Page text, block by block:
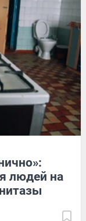
людей на